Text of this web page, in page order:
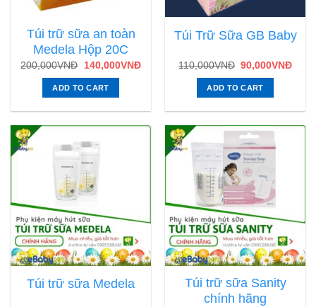
Túi trữ sữa an toàn
Medela Hộp 20C
200,000VNĐ 140,000VNĐ
ADD TO CART
Túi Trữ Sữa GB Baby
110,000VNĐ 90,000VNĐ
ADD TO CART
Túi trữ sữa Medela
Túi trữ sữa Sanity
chính hãng